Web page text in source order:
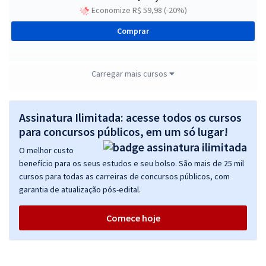
Economize R$ 59,98 (-20%)
Comprar
às Endemias
R$ 354,24à vista
ou 12x deR$ 29,52
Economize R$ 88,56 (-20%)
Comprar
Prefeitura de Jaboatão dos Guararapes - PE - Analista em Saúde -
Sanitarista
Carregar mais cursos
Assinatura Ilimitada: acesse todos os cursos
para concursos públicos, em um só lugar!
O melhor custo
benefício para os seus estudos e seu bolso. São mais de 25 mil
cursos para todas as carreiras de concursos públicos, com
garantia de atualização pós-edital.
Comece hoje